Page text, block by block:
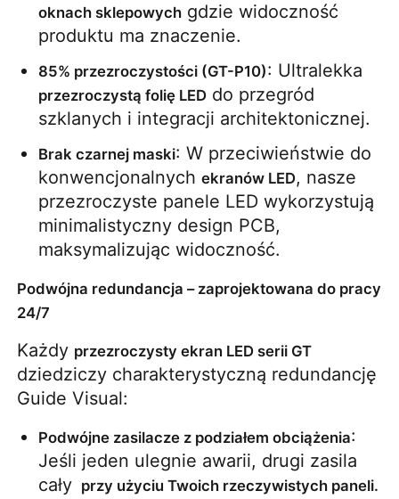
Ściana wideo LED Cob
Przezroczysty wyświetlacz LED
Płyty wyświetleniowe LED zewnętrzne
Zewnętrzny billboard ledowy
oknach sklepowych gdzie widoczność
produktu ma znaczenie.
85% przezroczystości (GT-P10)
przezroczystą folię LED do przegród
szklanych i integracji architektonicznej.
Brak czarnej maski: W przeciwieństwie do
konwencjonalnych ekranów LED, nasze
przezroczyste panele LED wykorzystują
minimalistyczny design PCB,
maksymalizując widoczność.
Podwójna redundancja – zaprojektowana do pracy
24/7
Każdy przezroczysty ekran LED serii GT
dziedziczy charakterystyczną redundancję
Guide Visual:
Podwójne zasilacze z podziałem obciążenia:
Jeśli jeden ulegnie awarii, drugi zasila
cały przy użyciu Twoich rzeczywistych paneli.